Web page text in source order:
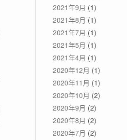
2021年9月 (1)
2021年8月 (1)
2021年7月 (1)
2021年5月 (1)
2021年4月 (1)
2020年12月 (1)
2020年11月 (1)
2020年10月 (2)
2020年9月 (2)
2020年8月 (2)
2020年7月 (2)